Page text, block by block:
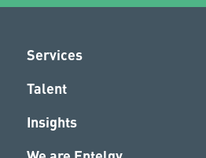
Services
Talent
Insights